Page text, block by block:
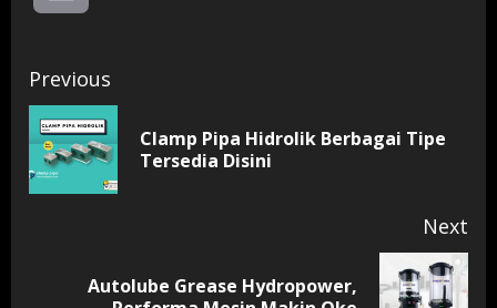
Continue
Reading
Previous
Clamp Pipa Hidrolik Berbagai Tipe
Tersedia Disini
Next
Autolube Grease Hydropower,